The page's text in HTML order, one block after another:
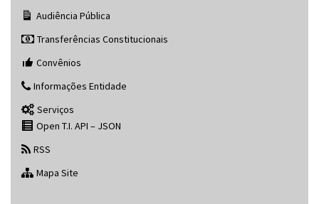
Audiência Pública
Transferências Constitucionais
Convênios
Informações Entidade
Serviços
Open T.I. API – JSON
RSS
Mapa Site